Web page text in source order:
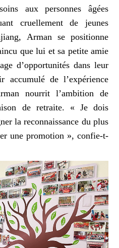
aux personnes âgées
cruellement de jeunes
Arman se positionne
que lui et sa petite amie
d’opportunités dans leur
accumulé de l’expérience
nourrit l’ambition de
de retraite. « Je dois
la reconnaissance du plus
une promotion », confie-t-